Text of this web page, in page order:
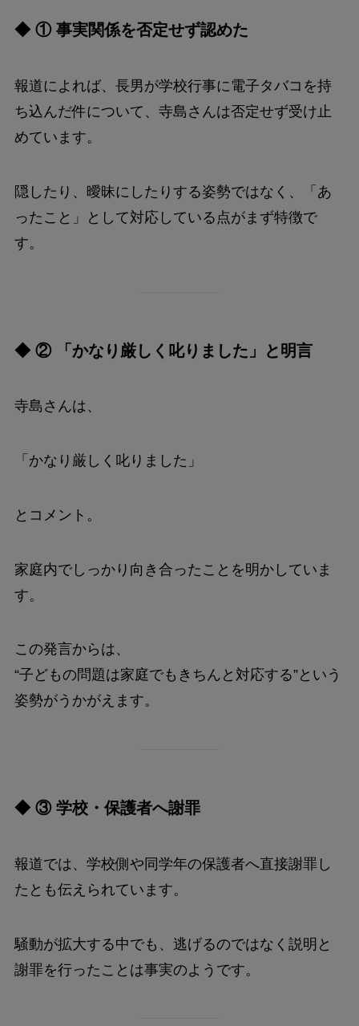
◆ ① 事実関係を否定せず認めた
報道によれば、長男が学校行事に電子タバコを持
ち込んだ件について、寺島さんは否定せず受け止
めています。
隠したり、曖昧にしたりする姿勢ではなく、「あ
ったこと」として対応している点がまず特徴で
す。
◆ ② 「かなり厳しく叱りました」と明言
寺島さんは、
「かなり厳しく叱りました」
とコメント。
家庭内でしっかり向き合ったことを明かしていま
す。
この発言からは、
“子どもの問題は家庭でもきちんと対応する”という
姿勢がうかがえます。
◆ ③ 学校・保護者へ謝罪
報道では、学校側や同学年の保護者へ直接謝罪し
たとも伝えられています。
騒動が拡大する中でも、逃げるのではなく説明と
謝罪を行ったことは事実のようです。